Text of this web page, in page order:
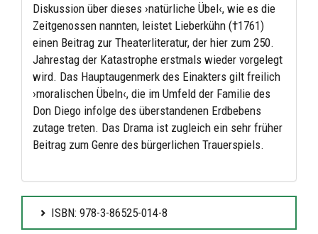
Diskussion über dieses ›natürliche Übel‹, wie es die
Zeitgenossen nannten, leistet Lieberkühn (†1761)
einen Beitrag zur Theaterliteratur, der hier zum 250.
Jahrestag der Katastrophe erstmals wieder vorgelegt
wird. Das Hauptaugenmerk des Einakters gilt freilich
›moralischen Übeln‹, die im Umfeld der Familie des
Don Diego infolge des überstandenen Erdbebens
zutage treten. Das Drama ist zugleich ein sehr früher
Beitrag zum Genre des bürgerlichen Trauerspiels.
ISBN: 978-3-86525-014-8